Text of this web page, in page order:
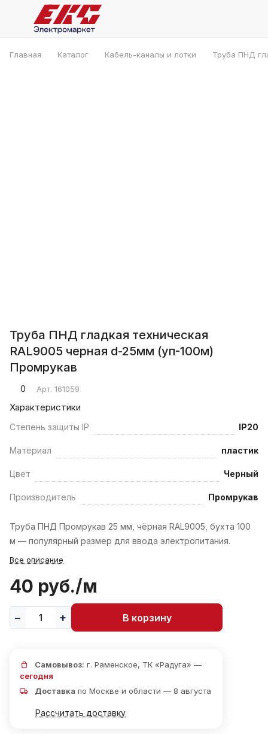
Главная Каталог Кабель-каналы и лотки Труба ПНД
Труба ПНД гладкая техническая
RAL9005 черная d-25мм (уп-100м)
Промрукав
0 Арт. 161059
Характеристики
Степень защиты IP IP20
Материал пластик
Цвет Черный
Производитель Промрукав
Труба ПНД Промрукав 25 мм, чёрная RAL9005, бухта 100
м — популярный размер для ввода электропитания.
Все описание
40 руб./м
В корзину
Самовывоз: г. Раменское, ТК «Радуга» —
сегодня
Доставка по Москве и области — 8 августа
Рассчитать доставку